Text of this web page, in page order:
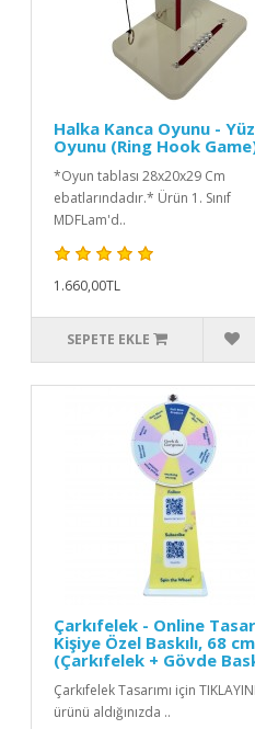
Halka Kanca Oyunu -
Oyunu (Ring Hook
*Oyun tablası 28x20x29 Cm
ebatlarındadır.* Ürün 1. Sınıf
MDFLam'd..
1.660,00TL
SEPETE EKLE
Çarkıfelek - Online
Kişiye Özel Baskılı, 68 cm
(Çarkıfelek + Gövde
Çarkıfelek Tasarımı için
ürünü aldığınızda ..